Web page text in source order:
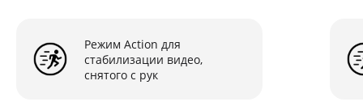
Режим Action для
стабилизации видео,
снятого с рук